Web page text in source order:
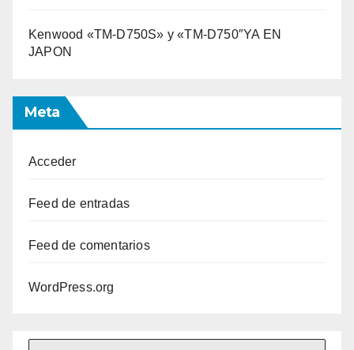
Kenwood «TM-D750S» y «TM-D750″YA EN
JAPON
Meta
Acceder
Feed de entradas
Feed de comentarios
WordPress.org